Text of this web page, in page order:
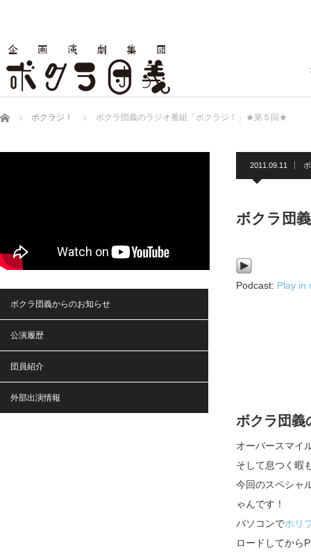
ホーム ボクラジ！ ボクラ団義のラジオ番組「ボクラジ！」★第５回★
2011.09.11
ボクラ団
Podcast: Play in
ボクラ団義
オーバースマイ
そして息つく暇
今回のスペシャ
ゃんです！
パソコンでホリ
ロードしてから
ボクラ団義からのお知らせ
公演履歴
団員紹介
外部出演情報